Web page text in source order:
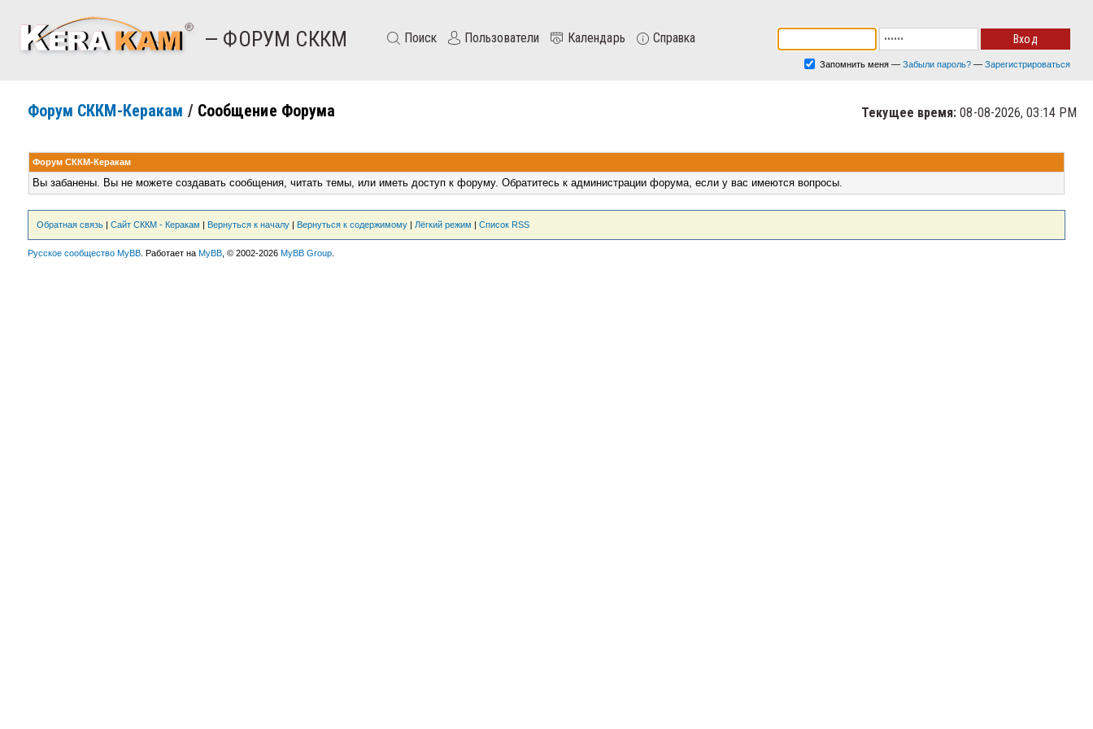
— ФОРУМ СККМ Поиск Пользователи Календарь Справка
Запомнить меня — Забыли пароль? — Зарегистрироваться
Текущее время: 08-08-2026, 03:14 PM
Форум СККМ-Керакам / Сообщение Форума
Форум СККМ-Керакам
Вы забанены. Вы не можете создавать сообщения, читать темы, или иметь доступ к форуму. Обратитесь к администрации форума, если у вас имеются вопросы.
Обратная связь| Сайт СККМ - Керакам | Вернуться к началу| Вернуться к содержимому| Лёгкий режим | Список RSS
Русское сообщество MyBB. Работает на MyBB, © 2002-2026 MyBB Group.